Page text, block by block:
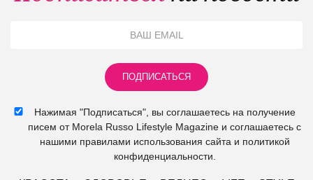
Нажимая "Подписаться", вы соглашаетесь на получение
писем от Morela Russo Lifestyle Magazine и соглашаетесь с
нашими правилами использования сайта и политикой
конфиденциальности.